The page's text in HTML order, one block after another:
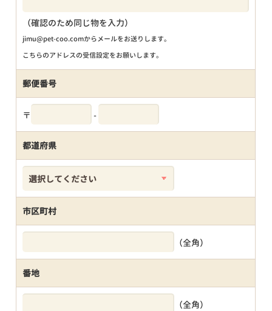
（確認のため同じ物を入力）
jimu@pet-coo.comからメールをお送りします。
こちらのアドレスの受信設定をお願いします。
郵便番号
〒 -
都道府県
市区町村
（全角）
番地
（全角）